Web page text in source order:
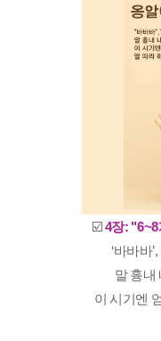
☑️4장:
‘바바바
말 흉내
이 시기엔